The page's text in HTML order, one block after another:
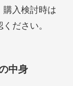
購入検討時は
ださい。
中身